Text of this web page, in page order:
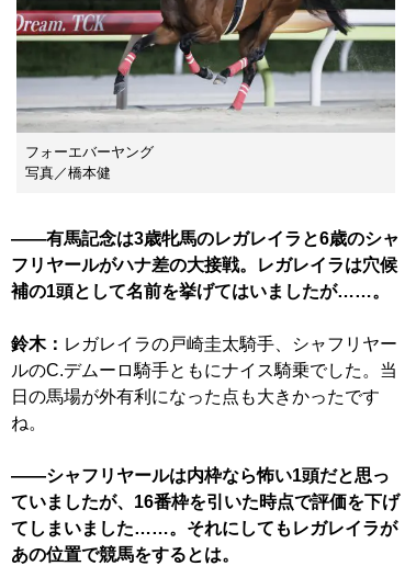
フォーエバーヤング
写真／橋本健
——有馬記念は3歳牝馬のレガレイラと6歳のシャ
フリヤールがハナ差の大接戦。レガレイラは穴候
補の1頭として名前を挙げてはいましたが……。
鈴木： レガレイラの戸崎圭太騎手、シャフリヤー
ルのC.デムーロ騎手ともにナイス騎乗でした。当
日の馬場が外有利になった点も大きかったです
ね。
——シャフリヤールは内枠なら怖い1頭だと思っ
ていましたが、16番枠を引いた時点で評価を下げ
てしまいました……。それにしてもレガレイラが
あの位置で競馬をするとは。